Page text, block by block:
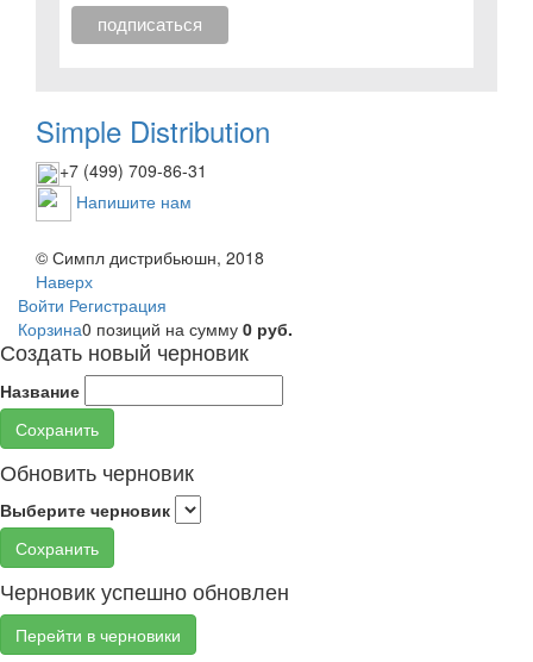
Simple Distribution
+7 (499) 709-86-31
Напишите нам
© Симпл дистрибьюшн, 2018
Наверх
Войти Регистрация
Корзина0 позиций на сумму 0 руб.
Создать новый черновик
Название
Сохранить
Обновить черновик
Выберите черновик
Сохранить
Черновик успешно обновлен
Перейти в черновики